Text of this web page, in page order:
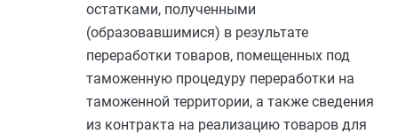
остатками, полученными
(образовавшимися) в результате
переработки товаров, помещенных под
таможенную процедуру переработки на
таможенной территории, а также сведения
из контракта на реализацию товаров для